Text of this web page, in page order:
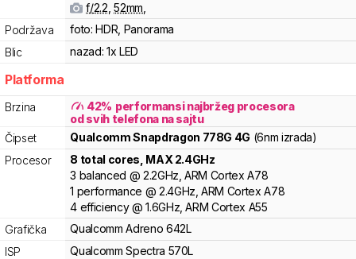
f/2.2 52mm
Podržava
foto: HDR, Panorama
Blic
nazad: 1x LED
Platforma
Brzina 42% performansi najbržeg procesora
od svih telefona na sajtu
Čipset
QualcommSnapdragon 778G 4G (6nm izrada)
Procesor
8 total cores , MAX 2.4GHz
3 balanced @ 2.2GHz,ARM Cortex A78
1 performance @ 2.4GHz,ARM Cortex A78
4 efficiency @ 1.6GHz,ARM Cortex A55
Grafička
Qualcomm Adreno 642L
ISP
Qualcomm Spectra 570L